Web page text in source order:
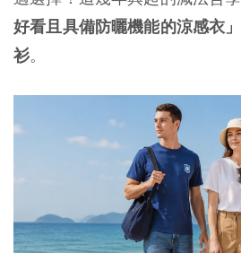
好看且具備防曬機能的涼感衣
衫。